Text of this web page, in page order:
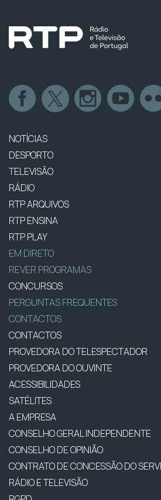
NOTÍCIAS
DESPORTO
TELEVISÃO
RÁDIO
RTP ARQUIVOS
RTP ENSINA
RTP PLAY
EM DIRETO
REVER PROGRAMAS
CONCURSOS
PERGUNTAS FREQUENTES
CONTACTOS
CONTACTOS
PROVEDORA DO TELESPECTADOR
PROVEDORA DO OUVINTE
ACESSIBILIDADES
SATÉLITES
A EMPRESA
CONSELHO GERAL INDEPENDENTE
CONSELHO DE OPINIÃO
CONTRATO DE CONCESSÃO DO
RÁDIO E TELEVISÃO